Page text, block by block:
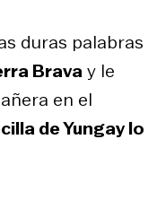
duras palabras
Bravay le
en el
de Yungay lo